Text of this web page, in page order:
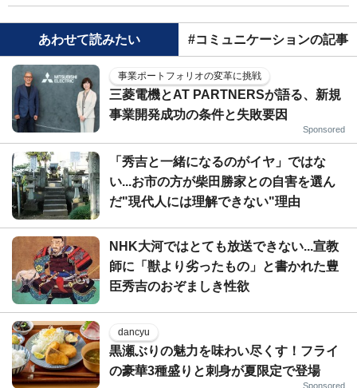
あわせて読みたい #コミュニケーションの記事
事業ポートフォリオの変革に挑戦
三菱電機とAT PARTNERSが語る、新規
事業開発成功の条件と失敗要因
Sponsored
「秀吉と一緒になるのがイヤ」ではな
い...お市の方が柴田勝家との自害を選ん
だ"現代人には理解できない"理由
NHK大河ではとても放送できない...宣教
師に「獣より劣ったもの」と書かれた豊
臣秀吉のおぞましき性欲
dancyu
黒瀬ぶりの魅力を味わい尽くす！フライ
の豪華3種盛りと刺身が夏限定で登場
Sponsored